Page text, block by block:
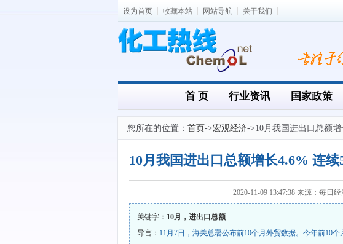
设为首页 收藏本站 网站导航 关于我们
首 页 行业资讯 国家政策
您所在的位置： 首页->宏观经济->10月我国进出口总额
2020-11-09 13:47:38 来源：每日经
关键字： 10月，进出口总额
导言： 11月7日，海关总署公布前10个月外贸数据。今年前10